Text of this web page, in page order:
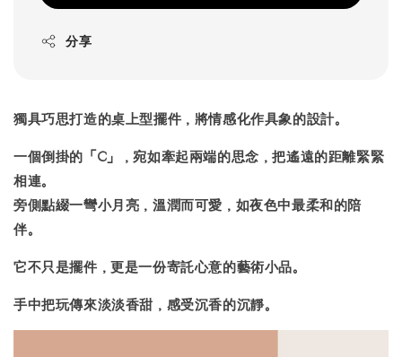
分享
獨具巧思打造的桌上型擺件，將情感化作具象的設計。
一個倒掛的「C」，宛如牽起兩端的思念，把遙遠的距離緊緊
相連。
旁側點綴一彎小月亮，溫潤而可愛，如夜色中最柔和的陪
伴。
它不只是擺件，更是一份寄託心意的藝術小品。
手中把玩傳來淡淡香甜，感受沉香的沉靜。